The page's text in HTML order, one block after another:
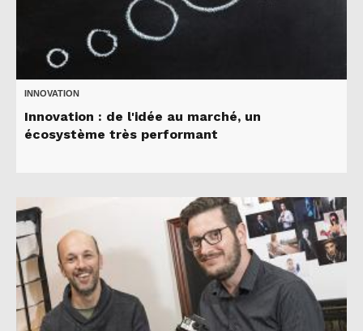
INNOVATION
Innovation : de l'idée au marché, un
écosystème très performant